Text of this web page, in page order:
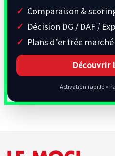
Comparaison &
Décision DG / DAF /
Plans d’entrée
Découvrir
Activation rapide •